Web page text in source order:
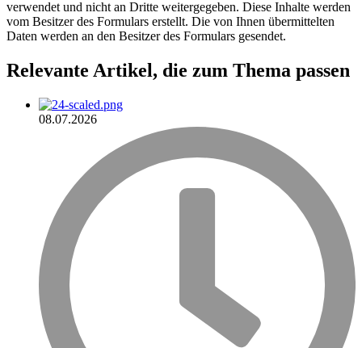
verwendet und nicht an Dritte weitergegeben. Diese Inhalte werden
vom Besitzer des Formulars erstellt. Die von Ihnen übermittelten
Daten werden an den Besitzer des Formulars gesendet.
Relevante Artikel, die zum Thema passen
08.07.2026